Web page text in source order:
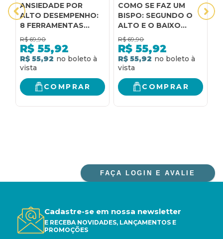
ANSIEDADE POR
ALTO DESEMPENHO:
8 FERRAMENTAS
PARA ADMINISTRAR O
ESTRESSE E AS
PRESSÕES
INDIVIDUAIS QUE
ALTO RENDIMENTO E
O SUCESSO
R$ 69,90
R$ 55,92
R$ 55,92
COMPRAR
COMO SE FAZ UM
BISPO: SEGUNDO O
ALTO E O BAIXO
CLERO: SEGUNDO O
ALTO E O BAIXO
CLERO
R$ 69,90
R$ 55,92
R$ 55,92
COMPRAR
FAÇA LOGIN E AVALIE
Cadastre-se em nossa newsletter
E RECEBA NOVIDADES, LANÇAMENTOS E
PROMOÇÕES